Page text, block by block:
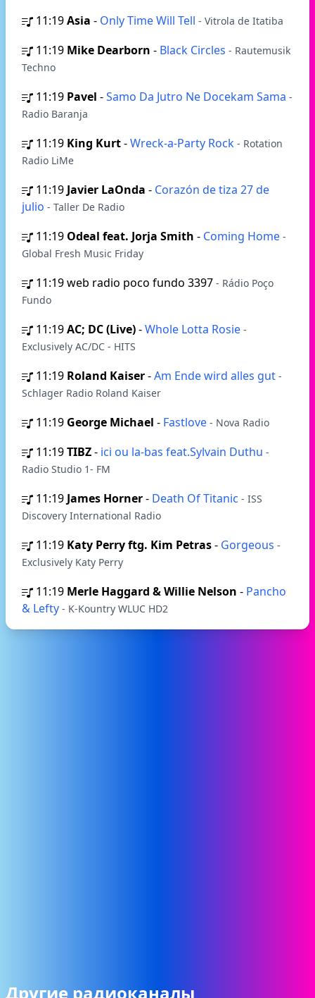
11:19Asia - Only Time Will Tell - Vitrola de Itatiba
11:19 Mike Dearborn - Black Circles - Rautemusik
Techno
11:19 Pavel -Samo Da Jutro Ne Docekam Sama -
Radio Baranja
11:19 King Kurt-Wreck-a-Party Rock - Rotation
Radio LiMe
11:19 Javier LaOnda - Corazón de tiza 27 de
julio - Taller De Radio
11:19 Odeal feat. Jorja Smith - Coming Home -
Global Fresh Music Friday
11:19web radio poco fundo 3397 - Rádio Poço
Fundo
11:19AC; DC (Live)-Whole Lotta Rosie -
Exclusively AC/DC - HITS
11:19 Roland Kaiser-Am Ende wird alles gut -
Schlager Radio Roland Kaiser
11:19 George Michael - Fastlove - Nova Radio
11:19TIBZ- ici ou la-bas feat.Sylvain Duthu -
Radio Studio 1- FM
11:19 James Horner- Death Of Titanic - ISS
Discovery International Radio
11:19 Katy Perry ftg. Kim Petras- Gorgeous -
Exclusively Katy Perry
11:19 Merle Haggard & Willie Nelson - Pancho
& Lefty - K-Kountry WLUC HD2
Другие радиоканалы